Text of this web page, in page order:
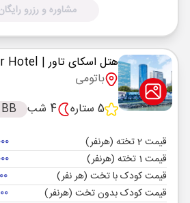
مشاوره و رزرو
هتل اسکای تاور| Sky Tower Hotel
باتومی
5 ستاره
4 شب BB
قیمت 2 تخته (هرنفر)
قیمت 1 تخته (هرنفر)
قیمت کودک با تخت (هر نفر)
قیمت کودک بدون تخت (هرنفر)